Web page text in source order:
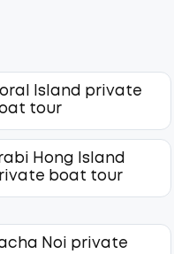
Island private
tour
Hong Island
boat tour
Noi private